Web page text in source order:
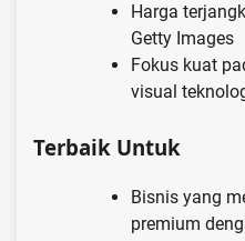
Harga
Getty Images
Fokus kuat
visual
Terbaik Untuk
Bisnis yang
premium